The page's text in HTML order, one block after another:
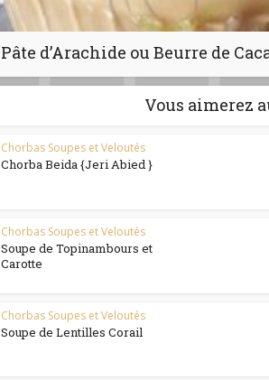
Pâte d’Arachide ou Beurre de
Vous aimerez
Chorbas Soupes et Veloutés
Chorba Beida {Jeri Abied }
Chorbas Soupes et Veloutés
Soupe de Topinambours et
Carotte
Chorbas Soupes et Veloutés
Soupe de Lentilles Corail